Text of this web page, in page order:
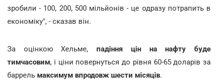
зробили - 100, 200, 500 мільйонів - це одразу потрапить в
економіку", - сказав він.
За оцінкою Хельме,падіння цін на нафту буде
тимчасовим, і ціни повернуться до рівня 60-65 доларів за
баррель максимум впродовж шести місяців.